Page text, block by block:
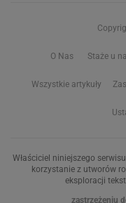
O Nas Staże u
Wszystkie artykuły
Właściciel niniejszego
korzystanie z utworów
eksploracji
zastrzeżeniu